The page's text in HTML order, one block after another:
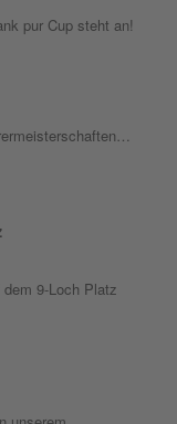
pur Cup steht an!
9-Loch Platz